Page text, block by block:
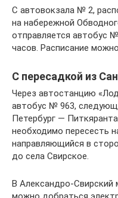
С автовокзала № 2,
на набережной
отправляется автобус
часов. Расписание
С пересадкой из
Через автостанцию
автобус № 963,
Петербург —
необходимо пересесть
направляющийся в
до села Свирское.
В Александро-Свирский